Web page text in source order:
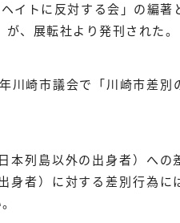
イトに反対する会」の編著
、展転社より発刊された。
川崎市議会で「川崎市差別
本列島以外の出身者）への
身者）に対する差別行為に